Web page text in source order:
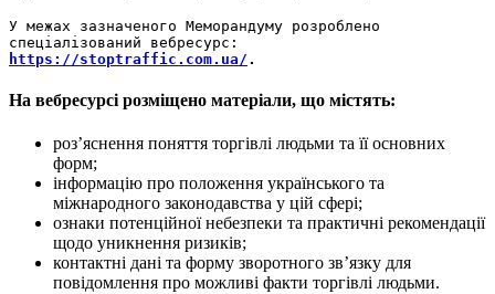
У межах зазначеного Меморандуму розроблено
https://stoptraffic.com.ua/ .
На вебресурсі розміщено матеріали, що містять:
роз’яснення поняття торгівлі людьми та її основних
форм;
інформацію про положення українського та
міжнародного законодавства у цій сфері;
ознаки потенційної небезпеки та практичні рекомендації
щодо уникнення ризиків;
контактні дані та форму зворотного зв’язку для
повідомлення про можливі факти торгівлі людьми.